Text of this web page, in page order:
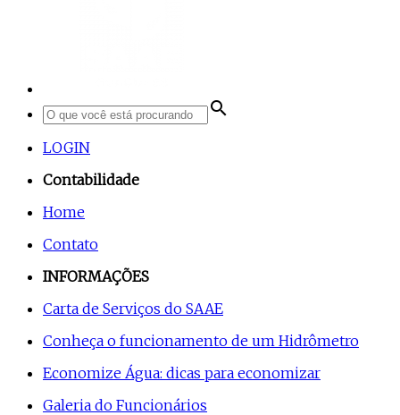
search
LOGIN
Contabilidade
Home
Contato
INFORMAÇÕES
Carta de Serviços do SAAE
Conheça o funcionamento de um Hidrômetro
Economize Água: dicas para economizar
Galeria do Funcionários